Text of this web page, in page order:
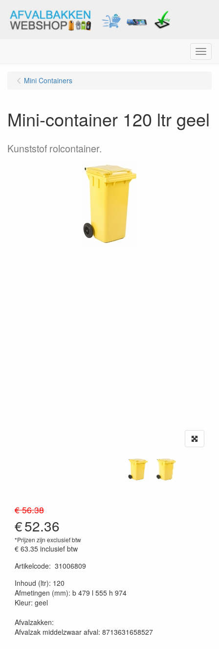
Menu
Mini Containers
Mini-container 120 ltr geel
Kunststof rolcontainer.
€ 56.38
€52.36
*Prijzen zijn exclusief btw
€ 63.35 inclusief btw
Artikelcode: 31006809
Inhoud (ltr): 120
Afmetingen (mm): b 479 l 555 h 974
Kleur: geel
Afvalzakken:
Afvalzak middelzwaar afval: 8713631658527